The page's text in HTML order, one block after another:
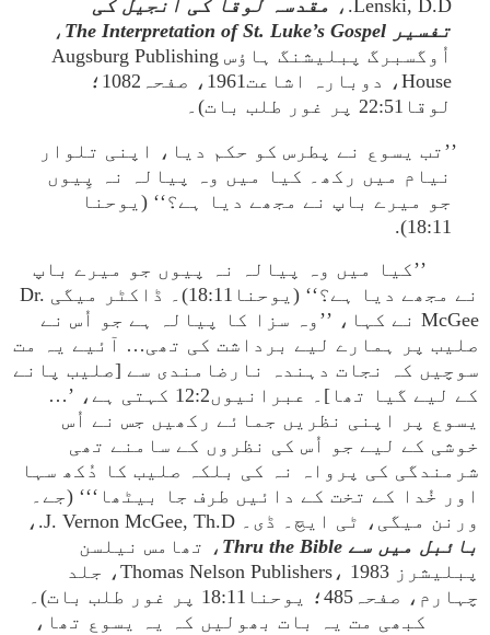
Lenski, D.D.،
مقدسہ لوقا کی انجیل کی
تفسیر The Interpretation of St. Luke’s Gospel
،
اُوگسبرگ پبلیشنگ ہاؤس Augsburg Publishing
House، دوبارہ اشاعت1961، صفحہ1082؛
لوقا22:51 پر غور طلب بات)۔
’’تب یسوع نے پطرس کو حکم دیا، اپنی تلوار
نیام میں رکھ۔ کیا میں وہ پیالہ نہ پِیوں
جو میرے باپ نے مجھے دیا ہے؟‘‘ (یوحنا
18:11).
’’کیا میں وہ پیالہ نہ پیوں جو میرے باپ
نے مجھے دیا ہے؟‘‘ (یوحنا18:11)۔ ڈاکٹر میگی Dr.
McGee نے کہا، ’’وہ سزا کا پیالہ ہے جو اُس نے
صلیب پر ہمارے لیے برداشت کی تھی… آئیے یہ مت
سوچیں کہ نجات دہندہ نارضامندی سے [صلیب پانے
کے لیے گیا تھا]۔ عبرانیوں12:2 کہتی ہے، ’…
یسوع پر اپنی نظریں جمائے رکھیں جس نے اُس
خوشی کے لیے جو اُس کی نظروں کے سامنے تھی
شرمندگی کی پرواہ نہ کی بلکہ صلیب کا دُکھ سہا
اور خُدا کے تخت کے دائیں طرف جا بیٹھا‘‘‘ (جے۔
ورنن میگی، ٹی ایچ۔ ڈی۔ J. Vernon McGee, Th.D.،
بائبل میں سے Thru the Bible
، تھامس نیلسن
پبلیشرز Thomas Nelson Publishers، 1983، جلد
چہارم، صفحہ485؛ یوحنا18:11 پر غور طلب بات)۔
کبھی مت یہ بات بھولیں کہ یہ یسوع تھا،